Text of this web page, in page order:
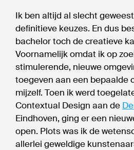
Ik ben altijd al slecht
definitieve keuzes. En dus
bachelor toch de creatieve
Voornamelijk omdat ik op
stimulerende, nieuwe
toegeven aan een bepaalde
mijzelf. Toen ik werd
Contextual Design aan de
Eindhoven, ging er een
open. Plots was ik de
allerlei geweldige